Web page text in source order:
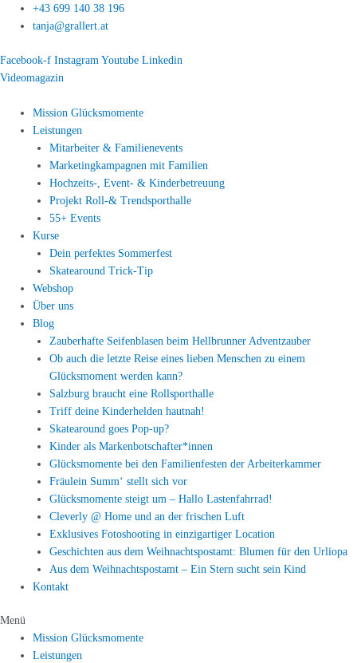
Inhalt
+43 699 140 38 196
tanja@grallert.at
Facebook-f Instagram Youtube Linkedin
Videomagazin
Mission Glücksmomente
Leistungen
Mitarbeiter & Familienevents
Marketingkampagnen mit Familien
Hochzeits-, Event- & Kinderbetreuung
Projekt Roll-& Trendsporthalle
55+ Events
Kurse
Dein perfektes Sommerfest
Skatearound Trick-Tip
Webshop
Über uns
Blog
Zauberhafte Seifenblasen beim Hellbrunner Adventzauber
Ob auch die letzte Reise eines lieben Menschen zu einem
Glücksmoment werden kann?
Salzburg braucht eine Rollsporthalle
Triff deine Kinderhelden hautnah!
Skatearound goes Pop-up?
Kinder als Markenbotschafter*innen
Glücksmomente bei den Familienfesten der Arbeiterkammer
Fräulein Summ‘ stellt sich vor
Glücksmomente steigt um – Hallo Lastenfahrrad!
Cleverly @ Home und an der frischen Luft
Exklusives Fotoshooting in einzigartiger Location
Geschichten aus dem Weihnachtspostamt: Blumen für den Urliopa
Aus dem Weihnachtspostamt – Ein Stern sucht sein Kind
Kontakt
Menü
Mission Glücksmomente
Leistungen